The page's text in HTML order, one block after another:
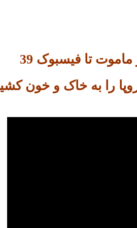
تا فیسبوک 39
را به خاک و خون